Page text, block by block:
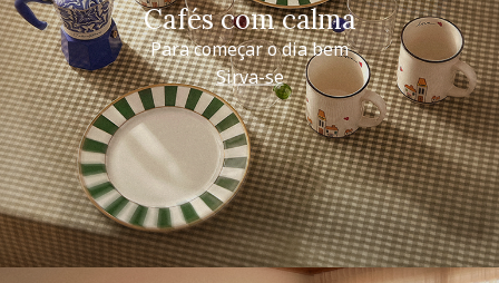
Cafés com calma
Para começar o dia bem
Sirva-se